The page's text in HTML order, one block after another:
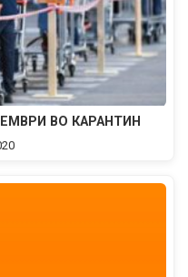
ВО КАРАНТИН